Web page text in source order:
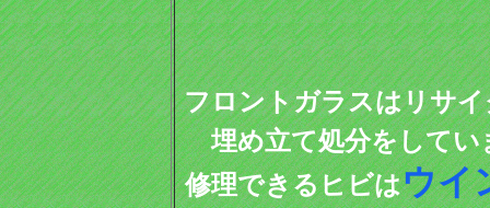
フロントガラスはリサ
埋め立て処分をして
修理できるヒビはウイ